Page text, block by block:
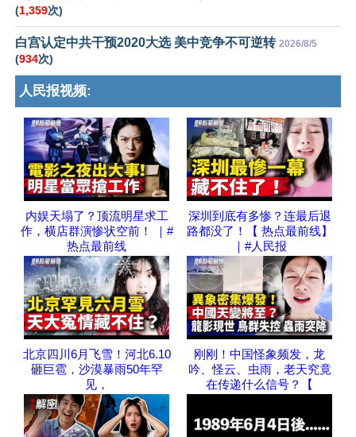
(1,359次)
白宫认定中共干预2020大选 美中竞争不可逆转 2026/8/5
(934次)
人民报视频:
内娱天塌了？顶流明星求工
作，横店群演惨状空前！ ｜#
热点最前线
深圳到底有多惨？连最后退
路都没了！【 热点最前线】
｜#人民报
北京四川6月飞雪！河北6.10
砸巨雹，沙漠暴雨50年罕
见，
刚刚！中国怪象频发，龙
吟、怪云、虫雨，老天究竟
在传递什么信号？【